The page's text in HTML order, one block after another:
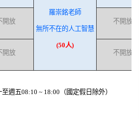
羅崇銘老師
無所不在的人工智慧
(50人)
開放 不開放
開放 不開放
至週五08:10 ~ 18:00 （國定假日除外）